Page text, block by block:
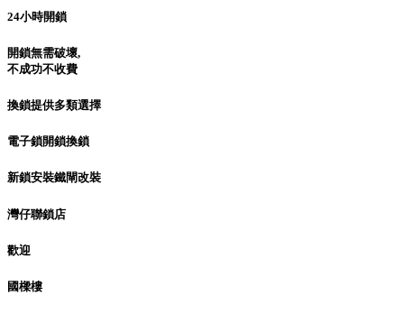
24小時開鎖
開鎖無需破壞,
不成功不收費
換鎖提供多類選擇
電子鎖開鎖換鎖
新鎖安裝鐵閘改裝
灣仔聯鎖店
歡迎
國樑樓